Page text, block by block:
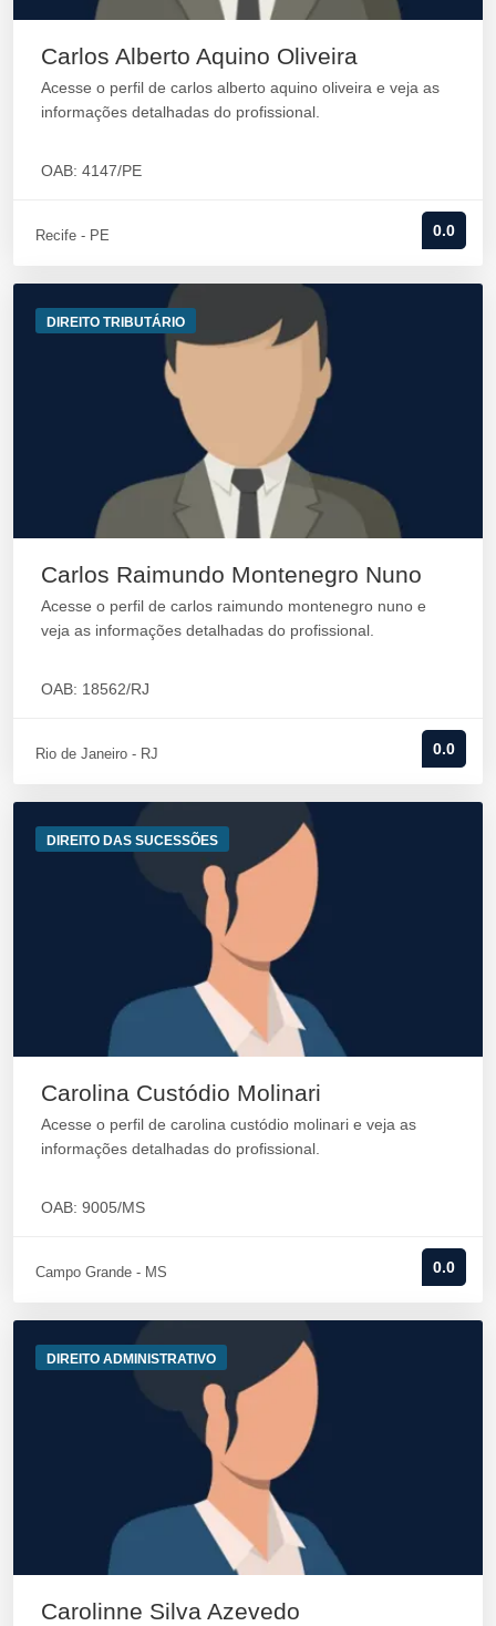
Carlos Alberto Aquino Oliveira
Acesse o perfil de carlos alberto aquino oliveira e veja as
informações detalhadas do profissional.
OAB: 4147/PE
Recife - PE 0.0
DIREITO TRIBUTÁRIO
Carlos Raimundo Montenegro Nuno
Acesse o perfil de carlos raimundo montenegro nuno e
veja as informações detalhadas do profissional.
OAB: 18562/RJ
Rio de Janeiro - RJ 0.0
DIREITO DAS SUCESSÕES
Carolina Custódio Molinari
Acesse o perfil de carolina custódio molinari e veja as
informações detalhadas do profissional.
OAB: 9005/MS
Campo Grande - MS 0.0
DIREITO ADMINISTRATIVO
Carolinne Silva Azevedo